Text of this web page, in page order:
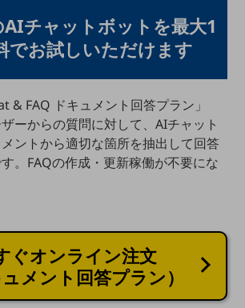
する、
ービスをご紹介
ォン
AIチャットボットを最大1
でお試しいただけます
& FAQ ドキュメント回答プラン」
ーからの質問に対して、AIチャット
ントから適切な箇所を抽出して回答
。FAQの作成・更新稼働が不要にな
ぐオンライン注文
ュメント回答プラン）